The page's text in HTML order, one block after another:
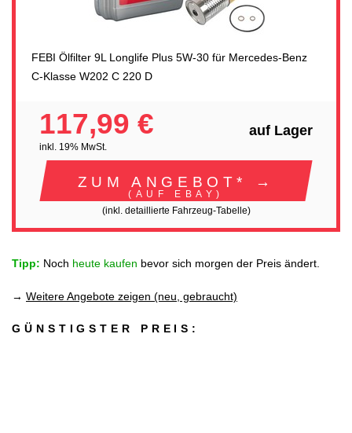
FEBI Ölfilter 9L Longlife Plus 5W-30 für Mercedes-Benz
C-Klasse W202 C 220 D
117,99 €
inkl. 19% MwSt.
auf Lager
ZUM ANGEBOT* →
(AUF EBAY)
(inkl. detaillierte Fahrzeug-Tabelle)
Tipp: Noch heute kaufen bevor sich morgen der Preis ändert.
→ Weitere Angebote zeigen (neu, gebraucht)
GÜNSTIGSTER PREIS: